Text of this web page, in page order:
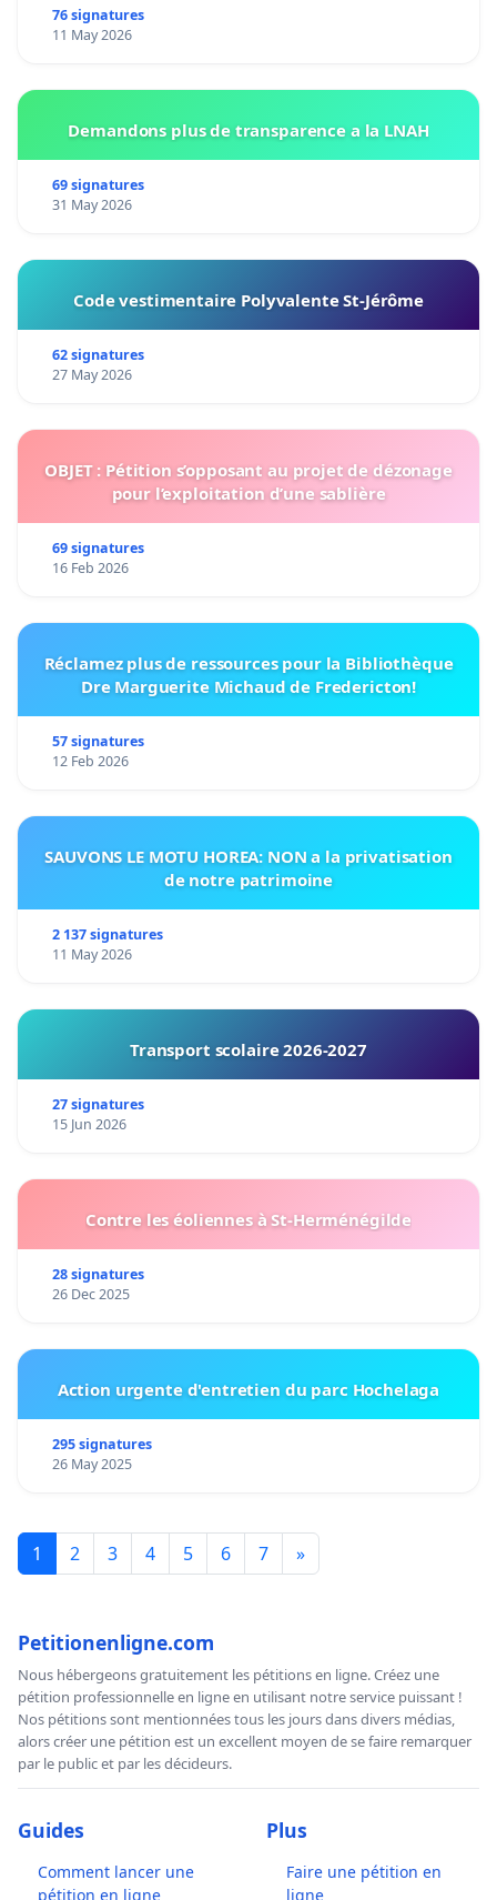
76 signatures
11 May 2026
Demandons plus de transparence a la LNAH
69 signatures
31 May 2026
Code vestimentaire Polyvalente St-Jérôme
62 signatures
27 May 2026
OBJET : Pétition s’opposant au projet de dézonage
pour l’exploitation d’une sablière
69 signatures
16 Feb 2026
Réclamez plus de ressources pour la Bibliothèque
Dre Marguerite Michaud de Fredericton!
57 signatures
12 Feb 2026
SAUVONS LE MOTU HOREA: NON a la privatisation
de notre patrimoine
2 137 signatures
11 May 2026
Transport scolaire 2026-2027
27 signatures
15 Jun 2026
Contre les éoliennes à St-Herménégilde
28 signatures
26 Dec 2025
Action urgente d'entretien du parc Hochelaga
295 signatures
26 May 2025
1 2 3 4 5 6 7 »
Petitionenligne.com
Nous hébergeons gratuitement les pétitions en ligne. Créez une
pétition professionnelle en ligne en utilisant notre service puissant !
Nos pétitions sont mentionnées tous les jours dans divers médias,
alors créer une pétition est un excellent moyen de se faire remarquer
par le public et par les décideurs.
Guides
Comment lancer une
pétition en ligne
Plus
Faire une pétition en
ligne